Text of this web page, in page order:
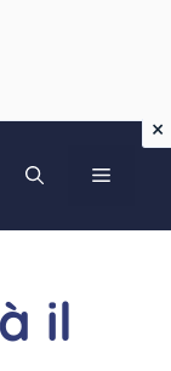
MENU
il